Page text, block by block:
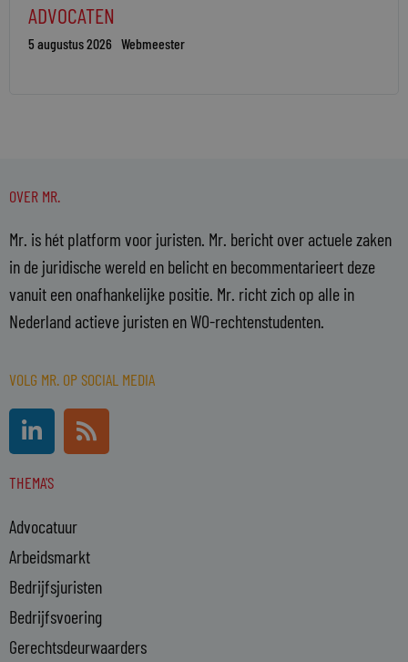
ADVOCATEN
5 augustus 2026 Webmeester
OVER MR.
Mr. is hét platform voor juristen. Mr. bericht over actuele zaken
in de juridische wereld en belicht en becommentarieert deze
vanuit een onafhankelijke positie. Mr. richt zich op alle in
Nederland actieve juristen en WO-rechtenstudenten.
VOLG MR. OP SOCIAL MEDIA
L
i
n
k
d
i
n
-
i
n
R
s
s
THEMA'S
Advocatuur
Arbeidsmarkt
Bedrijfsjuristen
Bedrijfsvoering
Gerechtsdeurwaarders